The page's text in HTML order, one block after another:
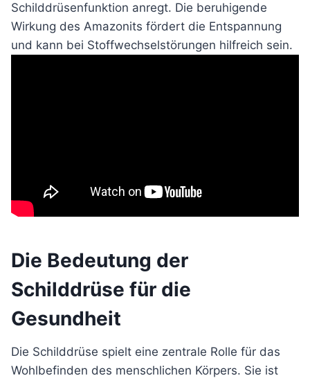
Schilddrüsenfunktion anregt. Die beruhigende
Wirkung des Amazonits fördert die Entspannung
und kann bei Stoffwechselstörungen hilfreich sein.
Die Bedeutung der
Schilddrüse für die
Gesundheit
Die Schilddrüse spielt eine zentrale Rolle für das
Wohlbefinden des menschlichen Körpers. Sie ist